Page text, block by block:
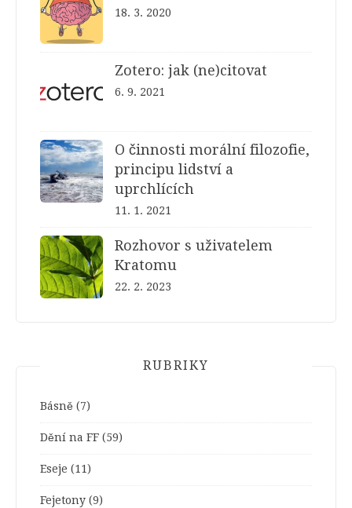
18. 3. 2020
Zotero: jak (ne)citovat
6. 9. 2021
O činnosti morální filozofie,
principu lidství a
uprchlících
11. 1. 2021
Rozhovor s uživatelem
Kratomu
22. 2. 2023
RUBRIKY
Básně (7)
Dění na FF (59)
Eseje (11)
Fejetony (9)